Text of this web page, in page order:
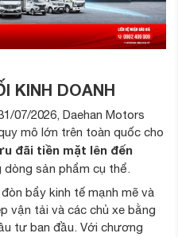
KINH DOANH
07/2026, Daehan Motors
mô lớn trên toàn quốc cho
đãi tiền mặt lên đến
dòng sản phẩm cụ thể.
bẩy kinh tế mạnh mẽ và
vận tải và các chủ xe bằng
tư ban đầu. Với chương